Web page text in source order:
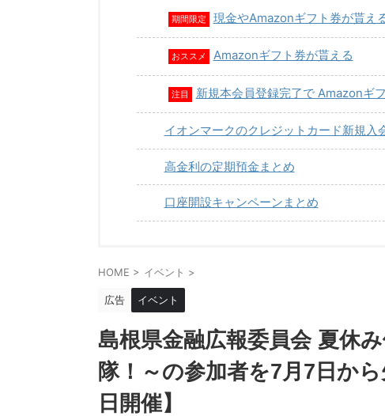
期間限定 現金やAmazonギフト券が貰え
おススメ Amazonギフト券が貰える
注目 新規本会員登録完了で Amazonギ
イオンマークのクレジットカード新規入
高金利の定期預金まとめ
口座開設キャンペーンまとめ
HOME > イベント >
広告 イベント
島根県金融広報委員会 夏休
隊！～の参加者を7月7日か
日開催】